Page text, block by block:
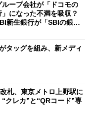
ループ会社が「ドコモの
」になった不満を吸収？
新生銀行が「SBIの銀
タッグを組み、新メディ
札、東京メトロ上野駅に
レカ”と“QRコード”専